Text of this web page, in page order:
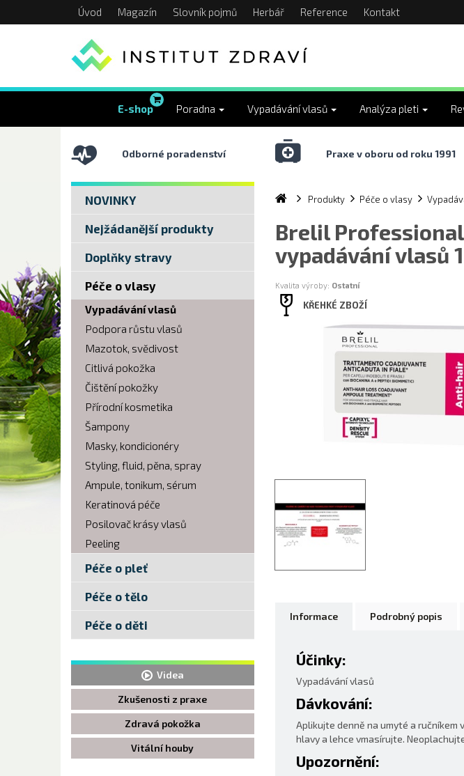
Úvod Magazín Slovník pojmů Herbář Reference Kontakt
E-shop Poradna Vypadávání vlasů Analýza pleti
Odborné poradenství Praxe v oboru od roku 1991
NOVINKY
Nejžádanější produkty
Doplňky stravy
Péče o vlasy
Vypadávání vlasů
Podpora růstu vlasů
Mazotok, svědivost
Citlivá pokožka
Čištění pokožky
Přírodní kosmetika
Šampony
Masky, kondicionéry
Styling, fluid, pěna, spray
Ampule, tonikum, sérum
Keratinová péče
Posilovač krásy vlasů
Peeling
Péče o pleť
Péče o tělo
Péče o děti
Videa
Zkušenosti z praxe
Zdravá pokožka
Vitální houby
Produkty Péče o vlasy
Brelil
vypadávání vlasů
Kvalita výroby: Ostatní
KŘEHKÉ ZBOŽÍ
Informace Podrobný popis
Účinky:
Vypadávání vlasů
Dávkování:
Aplikujte denně na umyté a ručníkem
hlavy a lehce vmasírujte.
Upozornění: